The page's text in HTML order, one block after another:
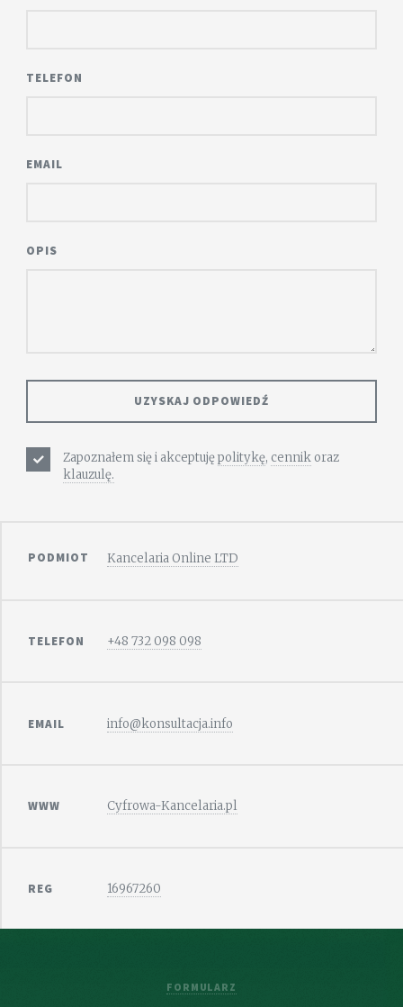
TELEFON
EMAIL
OPIS
Zapoznałem się i akceptujępolitykę, cennik oraz
klauzulę.
PODMIOT Kancelaria Online LTD
TELEFON +48 732 098 098
EMAIL info@konsultacja.info
WWW Cyfrowa-Kancelaria.pl
REG 16967260
FORMULARZ